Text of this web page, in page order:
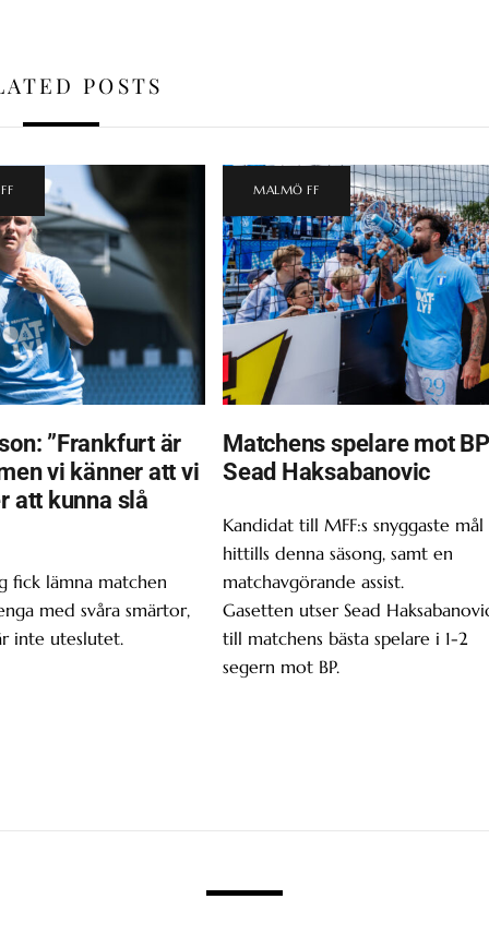
POSTS
”Frankfurt är
vi känner att vi
att kunna slå
fick lämna matchen
med svåra smärtor,
inte uteslutet.
MALMÖ FF
Matchens spelare mot
Sead Haksabanovic
Kandidat till MFF:s snyggaste mål
hittills denna säsong, samt en
matchavgörande assist.
Gasetten utser Sead
till matchens bästa spelare i 1-2
segern mot BP.